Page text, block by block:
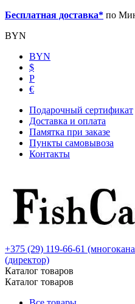
Бесплатная доставка* по
BYN
BYN
$
Р
€
Подарочный сертификат
Доставка и оплата
Памятка при заказе
Пункты самовывоза
Контакты
+375 (29) 119-66-61
(директор)
Каталог товаров
Каталог товаров